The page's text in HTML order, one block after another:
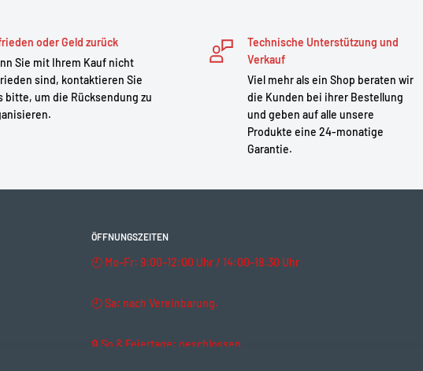
oder
Speichermedien usw.
oder Geld zurück
Sie mit Ihrem Kauf nicht
sind, kontaktieren Sie
bitte, um die Rücksendung zu
Technische Unterstützung und
Verkauf
Viel mehr als ein Shop beraten wir
die Kunden bei ihrer Bestellung
und geben auf alle unsere
Produkte eine 24-monatige
Garantie.
ÖFFNUNGSZEITEN
🕘 Mo–Fr: 9:00–12:00 Uhr / 14:00–18:30 Uhr
🕘 Sa: nach Vereinbarung.
🔒 So & Feiertage: geschlossen